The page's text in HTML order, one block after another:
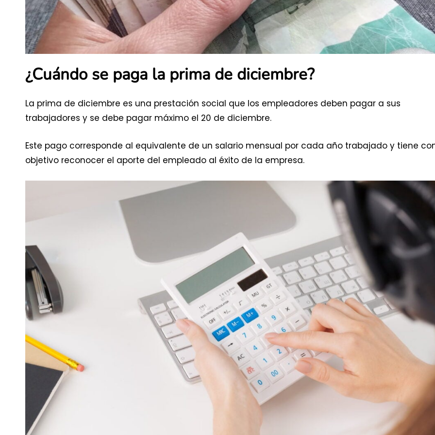
¿Cuándo se paga la prima de diciembre?
La prima de diciembre es una prestación social que los empleadores deben pagar a sus
trabajadores y se debe pagar máximo el 20 de diciembre.
Este pago corresponde al equivalente de un salario mensual por cada año trabajado y tiene
objetivo reconocer el aporte del empleado al éxito de la empresa.